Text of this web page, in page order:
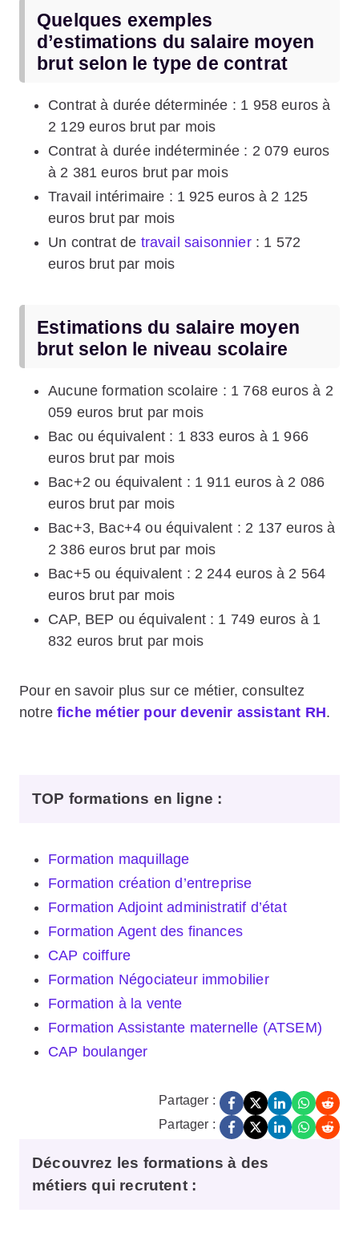
Quelques exemples
d’estimations du salaire moyen
brut selon le type de contrat
Contrat à durée déterminée : 1 958 euros à
2 129 euros brut par mois
Contrat à durée indéterminée : 2 079 euros
à 2 381 euros brut par mois
Travail intérimaire : 1 925 euros à 2 125
euros brut par mois
Un contrat de travail saisonnier: 1 572
euros brut par mois
Estimations du salaire moyen
brut selon le niveau scolaire
Aucune formation scolaire : 1 768 euros à 2
059 euros brut par mois
Bac ou équivalent : 1 833 euros à 1 966
euros brut par mois
Bac+2 ou équivalent : 1 911 euros à 2 086
euros brut par mois
Bac+3, Bac+4 ou équivalent : 2 137 euros à
2 386 euros brut par mois
Bac+5 ou équivalent : 2 244 euros à 2 564
euros brut par mois
CAP, BEP ou équivalent : 1 749 euros à 1
832 euros brut par mois
Pour en savoir plus sur ce métier, consultez
notrefiche métier pour devenir assistant RH.
TOP formations en ligne :
Formation maquillage
Formation création d’entreprise
Formation Adjoint administratif d’état
Formation Agent des finances
CAP coiffure
Formation Négociateur immobilier
Formation à la vente
Formation Assistante maternelle (ATSEM)
CAP boulanger
Partager :
Partager :
Découvrez les formations à des
métiers qui recrutent :